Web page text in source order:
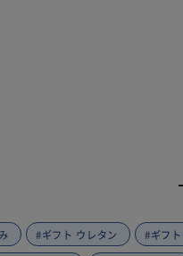
#ギフト ウレタン #ギフ